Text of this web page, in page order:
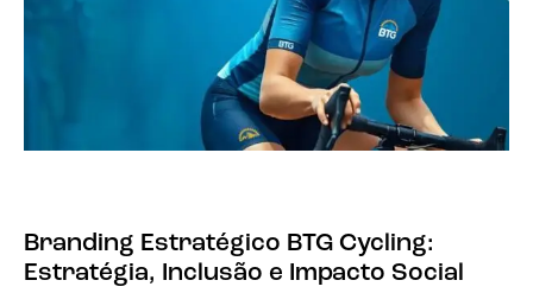
Branding Estratégico BTG Cycling:
Estratégia, Inclusão e Impacto Social